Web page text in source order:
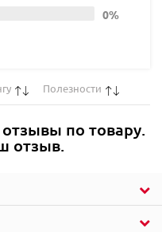
0%
Полезности
по товару.
отзыв.